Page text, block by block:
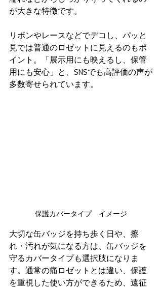
が大きな特徴です。
リボンやレースなどでデコし、パッと
見では普通のロゼットに見えるのもポ
イント。「展示用にも映えるし、保管
用にも安心」と、SNSでも高評価の声が
多数寄せられています。
保護カバータイプ　イメージ
大切な缶バッジを持ち歩く日や、擦
れ・汚れが気になる方は、缶バッジを
守るカバータイプも選択肢になりま
す。通常の痛ロゼットとは違い、保護
を重視した使い方ができるため、遠征